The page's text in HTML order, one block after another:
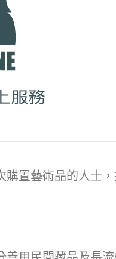
置藝術品的人士，